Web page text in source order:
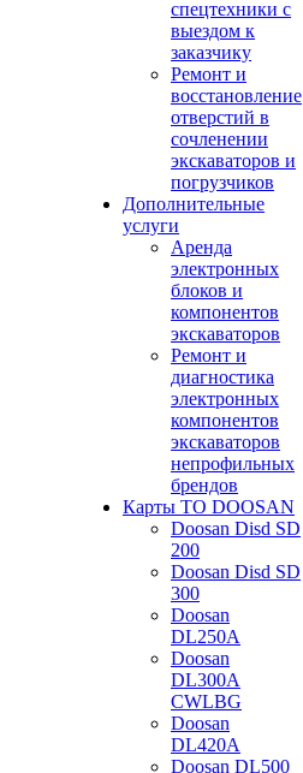
спецтехники с
выездом к
заказчику
Ремонт и
восстановление
отверстий в
сочленении
экскаваторов и
погрузчиков
Дополнительные
услуги
Аренда
электронных
блоков и
компонентов
экскаваторов
Ремонт и
диагностика
электронных
компонентов
экскаваторов
непрофильных
брендов
Карты ТО DOOSAN
Doosan Disd SD
200
Doosan Disd SD
300
Doosan
DL250A
Doosan
DL300A
CWLBG
Doosan
DL420A
Doosan DL500